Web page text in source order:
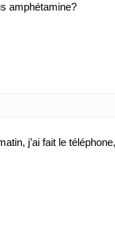
amphétamine?
j’ai fait le